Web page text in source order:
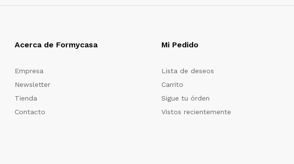
Acerca de Formycasa
Empresa
Newsletter
Tienda
Contacto
Mi Pedido
Lista de deseos
Carrito
Sigue tu órden
Vistos recientemente